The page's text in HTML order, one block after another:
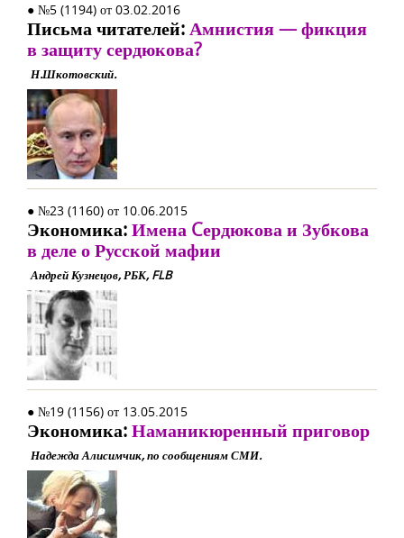
● №5 (1194) от 03.02.2016
Письма читателей:Амнистия — фикция
в защиту сердюкова?
Н.Шкотовский.
● №23 (1160) от 10.06.2015
Экономика:Имена Cердюкова и Зубкова
в деле о Русской мафии
Андрей Кузнецов, РБК, FLB
● №19 (1156) от 13.05.2015
Экономика:Наманикюренный приговор
Надежда Алисимчик, по сообщениям СМИ.